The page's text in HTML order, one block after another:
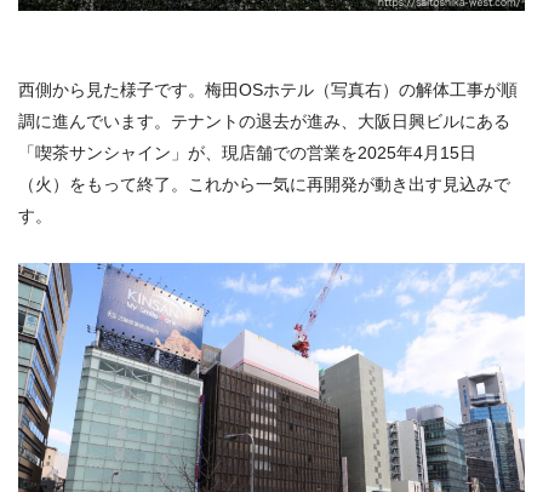
西側から見た様子です。梅田OSホテル（写真右）の解体工事が順
調に進んでいます。​テナントの退去が進み、 大阪日興ビルにある
「喫茶サンシャイン」が、現店舗での営業を2025年4月15日
（火）をもって終了。これから一気に再開発が動き出す見込みで
す。